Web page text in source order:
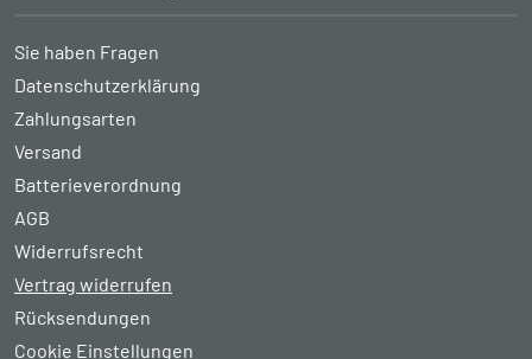
Sie haben Fragen
Datenschutzerklärung
Zahlungsarten
Versand
Batterieverordnung
AGB
Widerrufsrecht
Vertrag widerrufen
Rücksendungen
Cookie Einstellungen